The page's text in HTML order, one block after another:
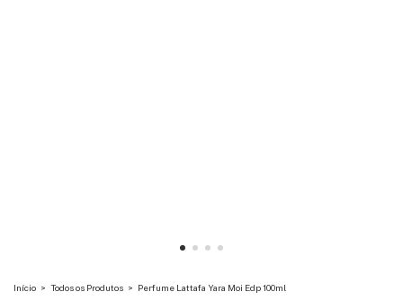
Início > Todos os Produtos > Perfume Lattafa Yara Moi Edp 100ml